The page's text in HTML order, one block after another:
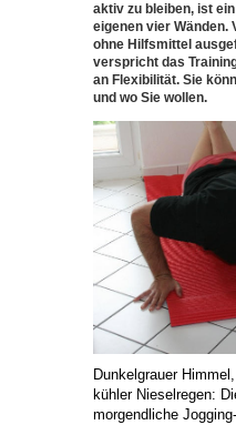
aktiv zu bleiben, ist
eigenen vier Wänden.
ohne Hilfsmittel
verspricht das
an Flexibilität. Sie
und wo Sie wollen.
Dunkelgrauer
kühler Nieselregen:
morgendliche